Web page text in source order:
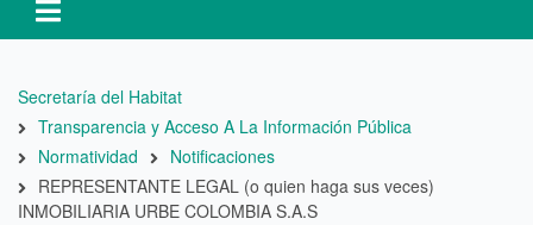
Ruta
de
navegación
Secretaría del Habitat
Transparencia y Acceso A La Información Pública
Normatividad
Notificaciones
REPRESENTANTE LEGAL (o quien haga sus veces)
INMOBILIARIA URBE COLOMBIA S.A.S